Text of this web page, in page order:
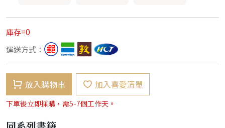
庫存=0
運送方式：
放入購物車 加入喜愛清單
下單後立即採購，需5-7個工作天。